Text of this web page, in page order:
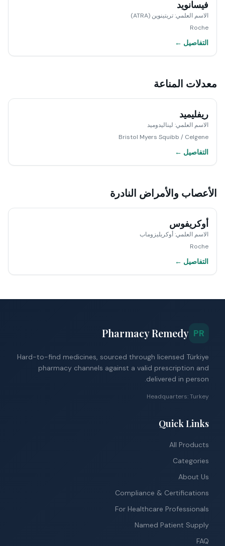
فيسانويد
الاسم العلمي:تريتينوين (ATRA)
Roche
التفاصيل ←
معدلات المناعة
ريفليميد
الاسم العلمي: ليناليدوميد
Bristol Myers Squibb / Celgene
التفاصيل ←
الأعصاب والأمراض النادرة
أوكريفوس
الاسم العلمي:أوكريليزوماب
Roche
التفاصيل ←
PR
Pharmacy Remedy
Hard-to-find medicines, sourced through licensed Türkiye
pharmacy channels against a valid prescription and
delivered in person.
Headquarters: Turkey
Quick Links
All Products
Categories
About Us
Compliance & Certifications
For Healthcare Professionals
Named Patient Supply
FAQ